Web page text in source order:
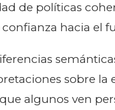
de políticas
hacia el
sobre la
algunos ven